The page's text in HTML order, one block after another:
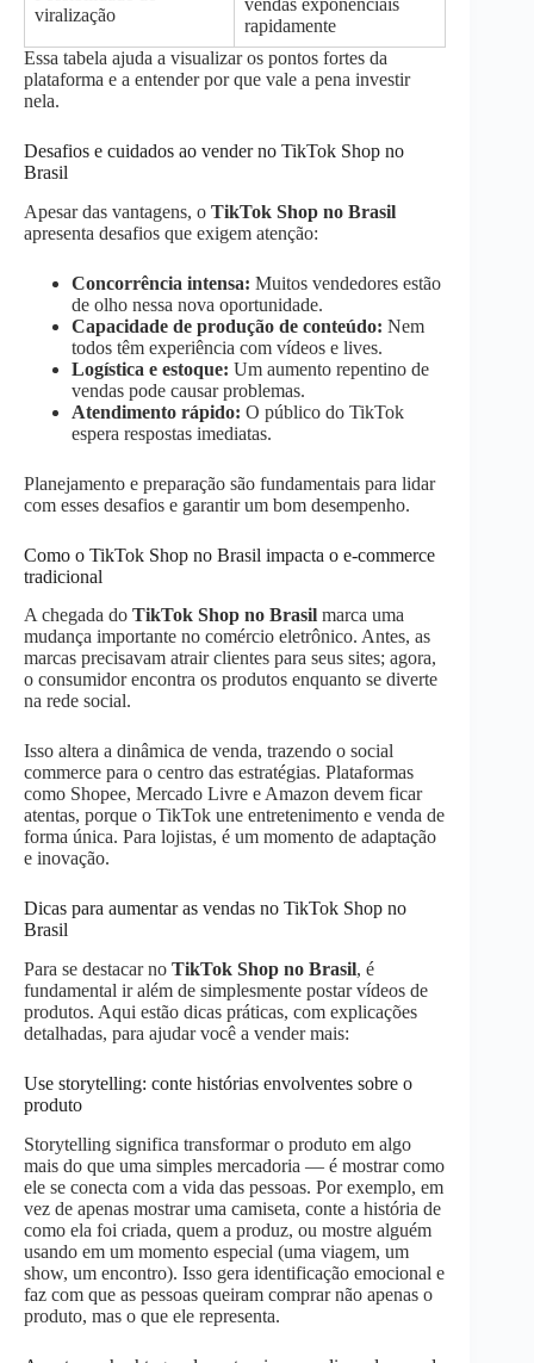
viralização
rapidamente
Essa tabela ajuda a visualizar os pontos fortes da
plataforma e a entender por que vale a pena investir
nela.
Desafios e cuidados ao vender no TikTok Shop no
Brasil
Apesar das vantagens, o TikTok Shop no Brasil
apresenta desafios que exigem atenção:
Concorrência intensa: Muitos vendedores estão
de olho nessa nova oportunidade.
Capacidade de produção de conteúdo: Nem
todos têm experiência com vídeos e lives.
Logística e estoque: Um aumento repentino de
vendas pode causar problemas.
Atendimento rápido: O público do TikTok
espera respostas imediatas.
Planejamento e preparação são fundamentais para lidar
com esses desafios e garantir um bom desempenho.
Como o TikTok Shop no Brasil impacta o e-commerce
tradicional
A chegada do TikTok Shop no Brasil marca uma
mudança importante no comércio eletrônico. Antes, as
marcas precisavam atrair clientes para seus sites; agora,
o consumidor encontra os produtos enquanto se diverte
na rede social.
Isso altera a dinâmica de venda, trazendo o social
commerce para o centro das estratégias. Plataformas
como Shopee, Mercado Livre e Amazon devem ficar
atentas, porque o TikTok une entretenimento e venda de
forma única. Para lojistas, é um momento de adaptação
e inovação.
Dicas para aumentar as vendas no TikTok Shop no
Brasil
Para se destacar no TikTok Shop no Brasil, é
fundamental ir além de simplesmente postar vídeos de
produtos. Aqui estão dicas práticas, com explicações
detalhadas, para ajudar você a vender mais:
Use storytelling: conte histórias envolventes sobre o
produto
Storytelling significa transformar o produto em algo
mais do que uma simples mercadoria — é mostrar como
ele se conecta com a vida das pessoas. Por exemplo, em
vez de apenas mostrar uma camiseta, conte a história de
como ela foi criada, quem a produz, ou mostre alguém
usando em um momento especial (uma viagem, um
show, um encontro). Isso gera identificação emocional e
faz com que as pessoas queiram comprar não apenas o
produto, mas o que ele representa.